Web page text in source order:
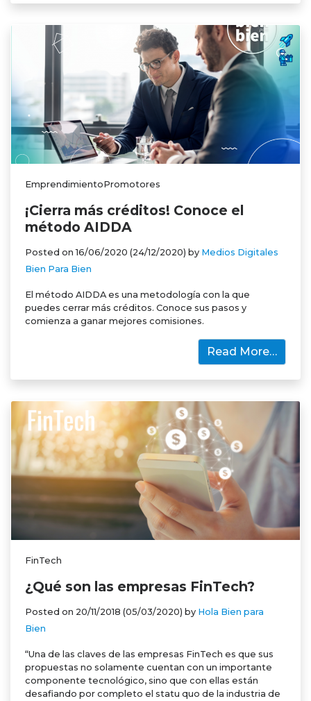
EmprendimientoPromotores
¡Cierra más créditos! Conoce el
método AIDDA
Posted on16/06/2020 (24/12/2020) by Medios Digitales
Bien Para Bien
El método AIDDA es una metodología con la que
puedes cerrar más créditos. Conoce sus pasos y
comienza a ganar mejores comisiones.
Read More…
FinTech
¿Qué son las empresas FinTech?
Posted on 20/11/2018 (05/03/2020) by Hola Bien para
Bien
“Una de las claves de las empresas FinTech es que sus
propuestas no solamente cuentan con un importante
componente tecnológico, sino que con ellas están
desafiando por completo el statu quo de la industria de